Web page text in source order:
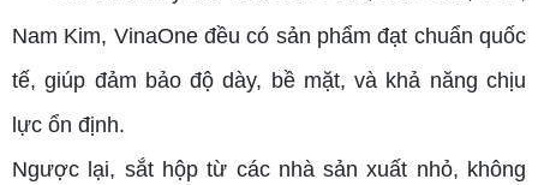
Nam Kim, VinaOne đều có sản phẩm đạt chuẩn quốc
tế, giúp đảm bảo độ dày, bề mặt, và khả năng chịu
lực ổn định.
Ngược lại, sắt hộp từ các nhà sản xuất nhỏ, không